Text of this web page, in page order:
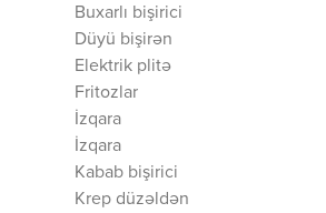
Buxarlı bişirici
Düyü bişirən
Elektrik plitə
Fritozlar
İzqara
İzqara
Kabab bişirici
Krep düzəldən